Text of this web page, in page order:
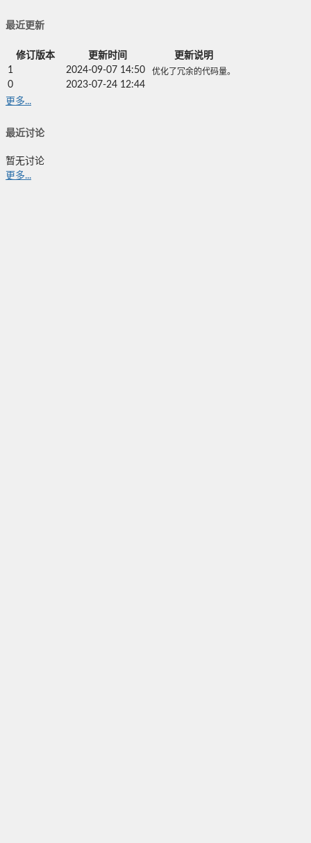
最近更新
修订版本 更新时间
更新说明
1
2024-09-07 14:50 优化了冗余的代码量。
0
2023-07-24 12:44
更多...
最近讨论
暂无讨论
更多...